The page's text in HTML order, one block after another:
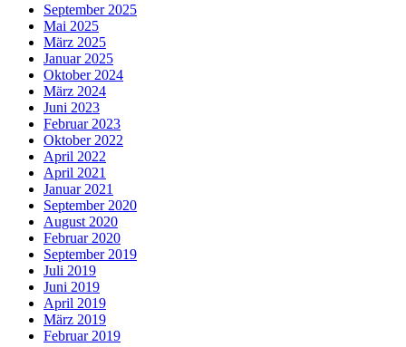
September 2025
Mai 2025
März 2025
Januar 2025
Oktober 2024
März 2024
Juni 2023
Februar 2023
Oktober 2022
April 2022
April 2021
Januar 2021
September 2020
August 2020
Februar 2020
September 2019
Juli 2019
Juni 2019
April 2019
März 2019
Februar 2019